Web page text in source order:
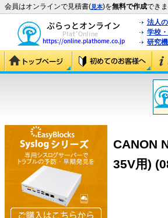
会員はオンラインで見積書(見本)を無料で作成でき
法人
学校
研究
CANON
35V用)